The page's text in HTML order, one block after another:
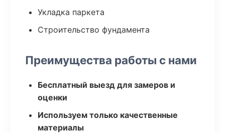
Укладка паркета
Строительство фундамента
Преимущества работы с нами
Бесплатный выезд для замеров и
оценки
Используем только качественные
материалы